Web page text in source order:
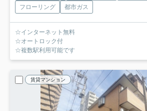
フローリング
都市ガス
☆インターネット無料
☆オートロック付
☆複数駅利用可能です
賃貸マンション